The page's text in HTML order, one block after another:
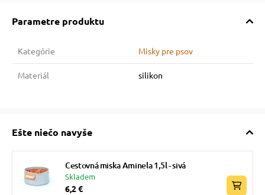
Parametre produktu
Kategórie Misky pre psov
Materiál silikon
Ešte niečo navyše
Cestovná miska Aminela 1,5l - sivá
Skladem
6,2 €